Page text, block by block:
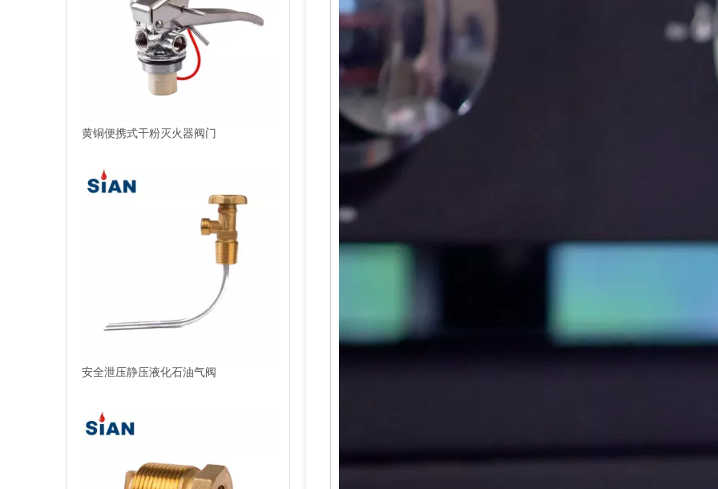
黄铜便携式干粉灭火器阀门
安全泄压静压液化石油气阀